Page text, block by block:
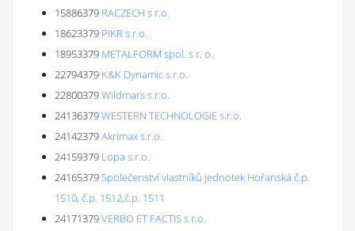
15886379 RACZECH s r.o.
18623379 PIKR s.r.o.
18953379 METALFORM spol. s r. o.
22794379 K&K Dynamic s.r.o.
22800379Wildmars s.r.o.
24136379WESTERN TECHNOLOGIE s.r.o.
24142379Akrimax s.r.o.
24159379 Lopa s.r.o.
24165379Společenství vlastníků jednotek Hořanská č.p.
1510, č.p. 1512,č.p. 1511
24171379VERBO ET FACTIS s.r.o.